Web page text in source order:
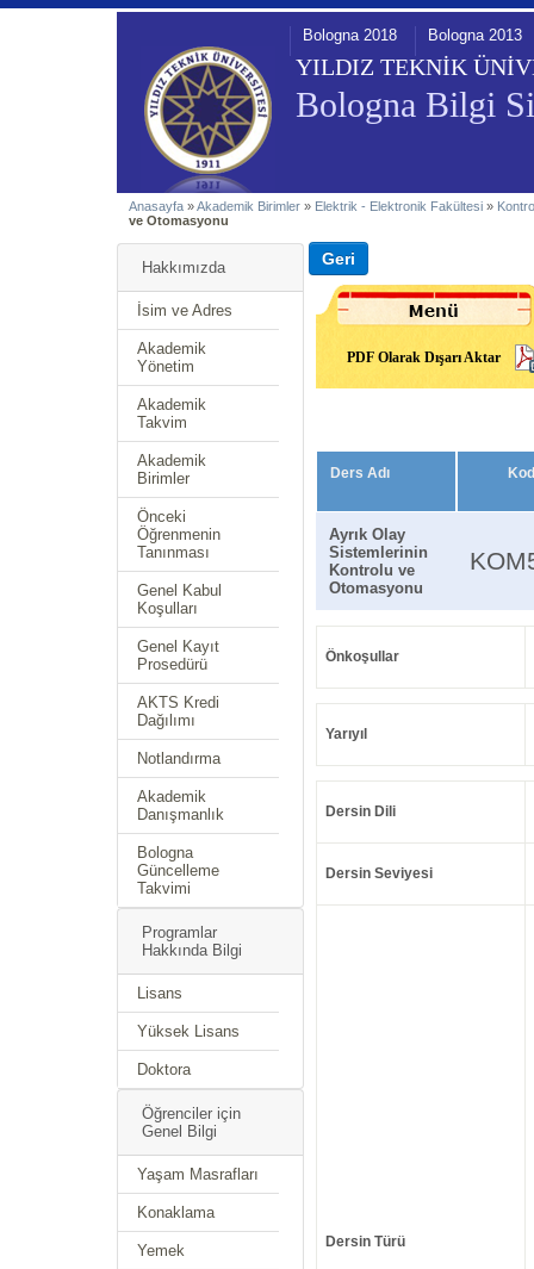
YILDIZ TEKNİK
Bologna Bilgi
Bologna 2018 Bologna 2013
Anasayfa »Akademik Birimler » Elektrik - Elektronik Fakültesi »
ve Otomasyonu
Hakkımızda
İsim ve Adres
Akademik
Yönetim
Akademik
Takvim
Akademik
Birimler
Önceki
Öğrenmenin
Tanınması
Genel Kabul
Koşulları
Genel Kayıt
Prosedürü
AKTS Kredi
Dağılımı
Notlandırma
Akademik
Danışmanlık
Bologna
Güncelleme
Takvimi
Programlar
Hakkında Bilgi
Lisans
Yüksek Lisans
Doktora
Öğrenciler için
Genel Bilgi
Yaşam Masrafları
Konaklama
Yemek
PDF Olarak Dışarı Aktar
Ders Adı
Ayrık Olay
Sistemlerinin
Kontrolu ve
Otomasyonu
Önkoşullar
Yarıyıl
Dersin Dili
Dersin Seviyesi
Dersin Türü